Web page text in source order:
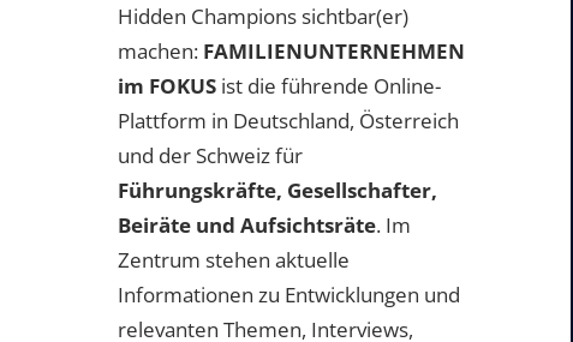
Hidden Champions sichtbar(er)
machen: FAMILIENUNTERNEHMEN
im FOKUS ist die führende Online-
Plattform in Deutschland, Österreich
und der Schweiz für
Führungskräfte, Gesellschafter,
Beiräte und Aufsichtsräte. Im
Zentrum stehen aktuelle
Informationen zu Entwicklungen und
relevanten Themen, Interviews,